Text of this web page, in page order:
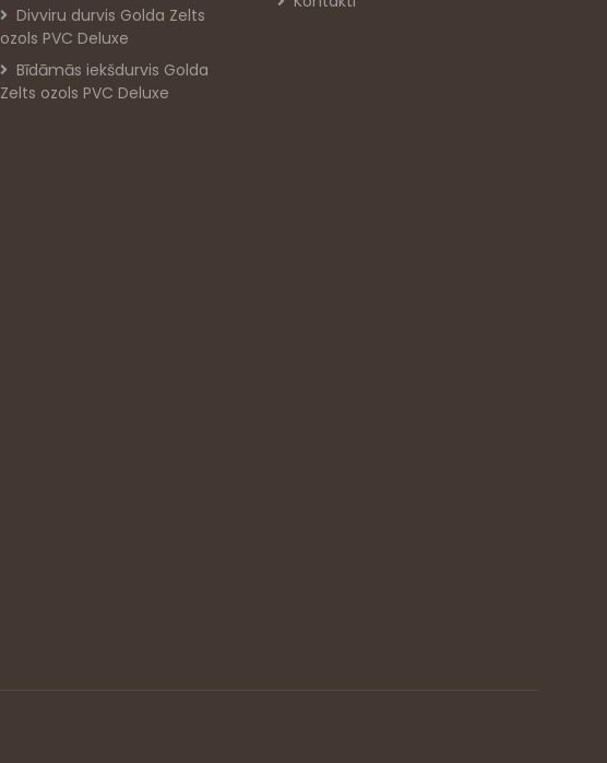
Divviru durvis Golda Zelts
ozols PVC Deluxe
Bīdāmās iekšdurvis Golda
Zelts ozols PVC Deluxe